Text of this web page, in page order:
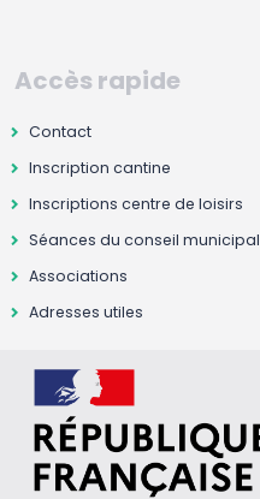
Accès rapide
Contact
Inscription cantine
Inscriptions centre de loisirs
Séances du conseil municipal
Associations
Adresses utiles